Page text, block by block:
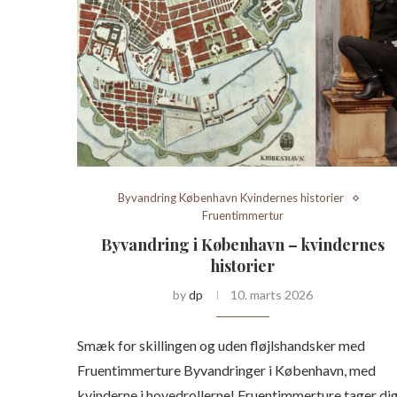
Byvandring København Kvindernes historier
Fruentimmertur
Byvandring i København – kvindernes
historier
bydp 10. marts 2026
Smæk for skillingen og uden fløjlshandsker med
Fruentimmerture Byvandringer i København, med